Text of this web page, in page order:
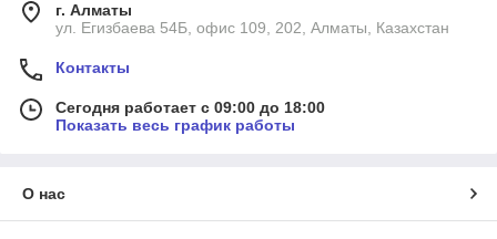
г. Алматы
ул. Егизбаева 54Б, офис 109, 202, Алматы, Казахстан
Контакты
Сегодня работает с 09:00 до 18:00
Показать весь график работы
О нас